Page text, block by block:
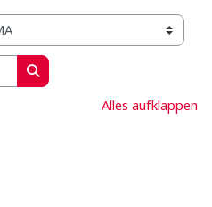
Kurse suchen
Alles aufklappen